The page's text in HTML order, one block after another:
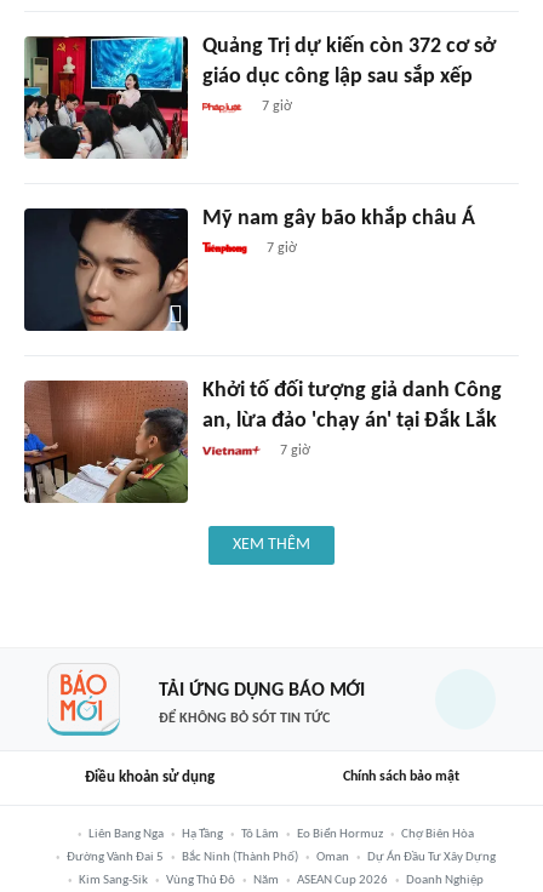
Quảng Trị dự kiến còn 372 cơ sở
giáo dục công lập sau sắp xếp
7 giờ
Mỹ nam gây bão khắp châu Á
7 giờ
Khởi tố đối tượng giả danh Công
an, lừa đảo 'chạy án' tại Đắk Lắk
7 giờ
XEM THÊM
TẢI ỨNG DỤNG BÁO MỚI
ĐỂ KHÔNG BỎ SÓT TIN TỨC
Điều khoản sử dụng Chính sách bảo mật
Liên Bang Nga Hạ Tầng Tô Lâm Eo Biển Hormuz
Chợ Biên Hòa
Đường Vành Đai 5
Bắc Ninh (thành Phố) Oman
Dự Án Đầu Tư Xây Dựng
Kim Sang-Sik
Vùng Thủ Đô Năm ASEAN Cup 2026 Doanh Nghiệp